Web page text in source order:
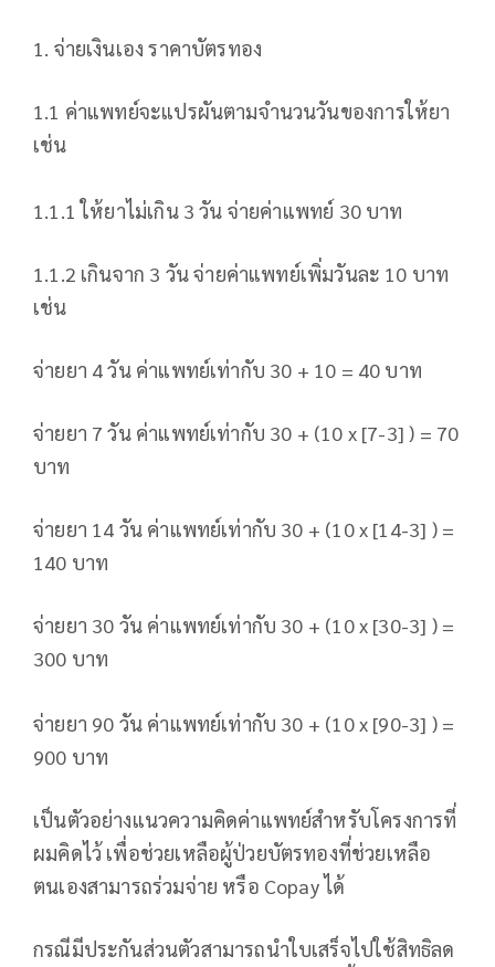
1. จ่ายเงินเอง ราคาบัตรทอง
1.1 ค่าแพทย์จะแปรผันตามจำนวนวันของการให้ยา
เช่น
1.1.1 ให้ยาไม่เกิน 3 วัน จ่ายค่าแพทย์ 30 บาท
1.1.2 เกินจาก 3 วัน จ่ายค่าแพทย์เพิ่มวันละ 10 บาท
เช่น
จ่ายยา 4 วัน ค่าแพทย์เท่ากับ 30 + 10 = 40 บาท
จ่ายยา 7 วัน ค่าแพทย์เท่ากับ 30 + (10 x [7-3] ) = 70
บาท
จ่ายยา 14 วัน ค่าแพทย์เท่ากับ 30 + (10 x [14-3] ) =
140 บาท
จ่ายยา 30 วัน ค่าแพทย์เท่ากับ 30 + (10 x [30-3] ) =
300 บาท
จ่ายยา 90 วัน ค่าแพทย์เท่ากับ 30 + (10 x [90-3] ) =
900 บาท
เป็นตัวอย่างแนวความคิดค่าแพทย์สำหรับโครงการที่
ผมคิดไว้ เพื่อช่วยเหลือผู้ป่วยบัตรทองที่ช่วยเหลือ
ตนเองสามารถร่วมจ่าย หรือ Copay ได้
กรณีมีประกันส่วนตัวสามารถนำใบเสร็จไปใช้สิทธิลด